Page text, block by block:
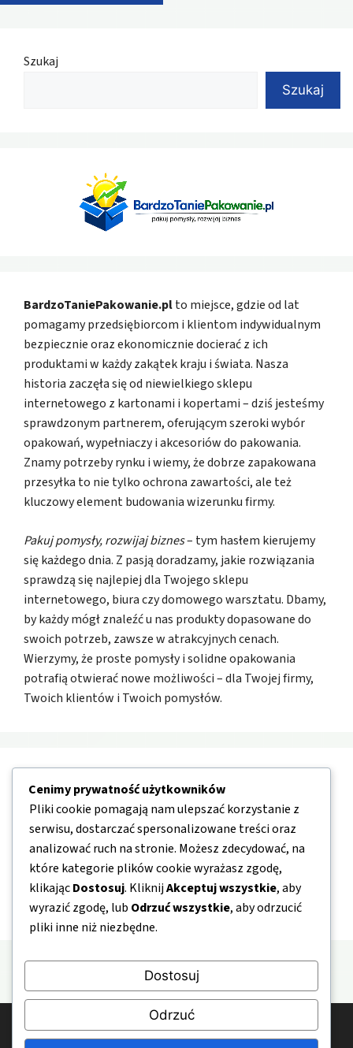
Szukaj
Szukaj
BardzoTaniePakowanie.plto miejsce, gdzie od lat
pomagamy przedsiębiorcom i klientom indywidualnym
bezpiecznie oraz ekonomicznie docierać z ich
produktami w każdy zakątek kraju i świata. Nasza
historia zaczęła się od niewielkiego sklepu
internetowego z kartonami i kopertami – dziś jesteśmy
sprawdzonym partnerem, oferującym szeroki wybór
opakowań, wypełniaczy i akcesoriów do pakowania.
Znamy potrzeby rynku i wiemy, że dobrze zapakowana
przesyłka to nie tylko ochrona zawartości, ale też
kluczowy element budowania wizerunku firmy.
Pakuj pomysły, rozwijaj biznes– tym hasłem kierujemy
się każdego dnia. Z pasją doradzamy, jakie rozwiązania
sprawdzą się najlepiej dla Twojego sklepu
internetowego, biura czy domowego warsztatu. Dbamy,
by każdy mógł znaleźć u nas produkty dopasowane do
swoich potrzeb, zawsze w atrakcyjnych cenach.
Wierzymy, że proste pomysły i solidne opakowania
potrafią otwierać nowe możliwości – dla Twojej firmy,
Twoich klientów i Twoich pomysłów.
Nawigacja
O nas
Kontakt
Mapa strony
Polityka prywatności
© 2026 BardzoTaniePakowanie.pl
Cenimy prywatność użytkowników
Pliki cookie pomagają nam ulepszać korzystanie z
serwisu, dostarczać spersonalizowane treści oraz
analizować ruch na stronie. Możesz zdecydować, na
które kategorie plików cookie wyrażasz zgodę,
klikającDostosuj. KliknijAkceptuj wszystkie, aby
wyrazić zgodę, lub Odrzuć wszystkie, aby odrzucić
pliki inne niż niezbędne.
Dostosuj
Odrzuć